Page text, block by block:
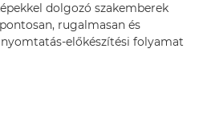
dolgozó szakemberek
rugalmasan és
előkészítési folyamat